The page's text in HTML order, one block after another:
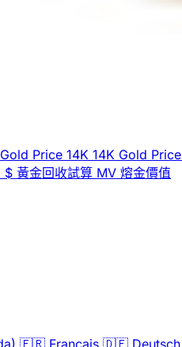
Price 14K 14K Gold Price
$ 黃金回收試算 MV 熔金價值
🇫🇷 Français 🇩🇪 Deutsch